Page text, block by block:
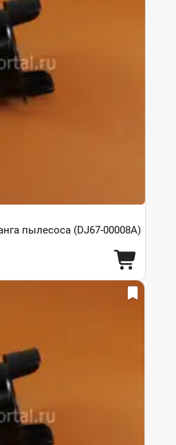
пылесоса (DJ67-00008A)